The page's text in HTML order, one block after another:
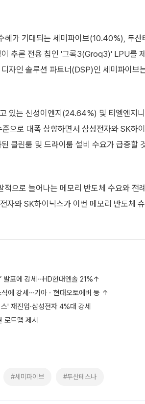
혜가 기대되는 세미파이브(10.40%), 두
추론 전용 칩인 '그록3(Groq3)' LPU를
자인 솔루션 파트너(DSP)인 세미파이브
있는 신성이엔지(24.64%) 및 티엘엔지
으로 대폭 상향하면서 삼성전자와 SK하
클린룸 및 드라이룸 설비 수요가 급증할
으로 늘어나는 메모리 반도체 수요와 전
자와 SK하이닉스가 이번 메모리 반도체
발표에 강세⋯HD현대엔솔 21%↑
에 강세⋯기아ㆍ현대오토에버 등 ↑
' 재진입·삼성전자 4%대 강세
로드맵 제시
#세미파이브 #두산테스나